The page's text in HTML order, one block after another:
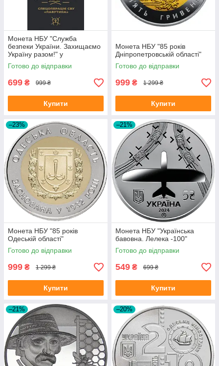
Монета НБУ "Служба
безпеки України. Захищаємо
Україну разом!" у
сувенірному пакованні
Готово до відправки
699 ₴ 999 ₴
Купити
Монета НБУ "85 років
Дніпропетровській області"
Готово до відправки
999 ₴ 1 299 ₴
Купити
–23%
Монета НБУ "85 років
Одеській області"
Готово до відправки
999 ₴ 1 299 ₴
Купити
–21%
Монета НБУ "Українська
бавовна. Лелека -100"
Готово до відправки
549 ₴ 699 ₴
Купити
–21% –20%